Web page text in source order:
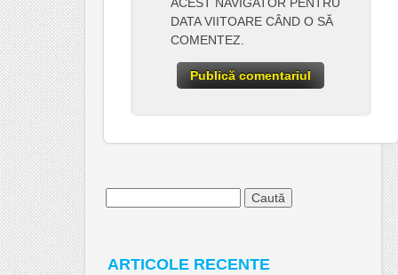
DATA VIITOARE CÂND O SĂ
COMENTEZ.
ARTICOLE RECENTE